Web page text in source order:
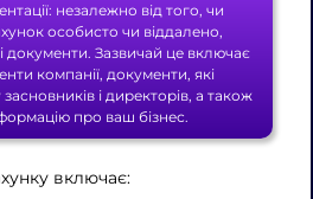
незалежно від того, чи
особисто чи віддалено,
документи. Зазвичай це включає
компанії, документи, які
і директорів, а також
про ваш бізнес.
включає: